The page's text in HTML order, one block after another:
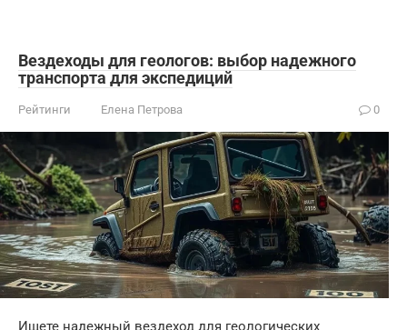
Вездеходы для геологов: выбор надежного
транспорта для экспедиций
Рейтинги Елена Петрова 0
Ищете надежный вездеход для геологических